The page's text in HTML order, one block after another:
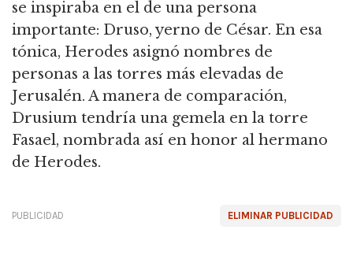
se inspiraba en el de una persona
importante: Druso, yerno de César. En esa
tónica, Herodes asignó nombres de
personas a las torres más elevadas de
Jerusalén. A manera de comparación,
Drusium tendría una gemela en la torre
Fasael, nombrada así en honor al hermano
de Herodes.
ELIMINAR PUBLICIDAD
PUBLICIDAD